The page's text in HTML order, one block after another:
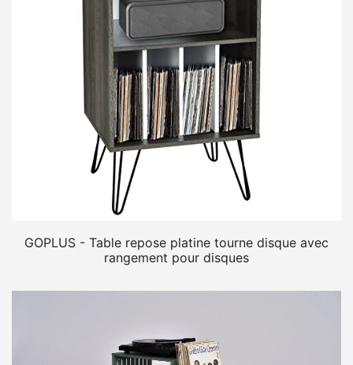
GOPLUS - Table repose platine tourne disque avec
rangement pour disques